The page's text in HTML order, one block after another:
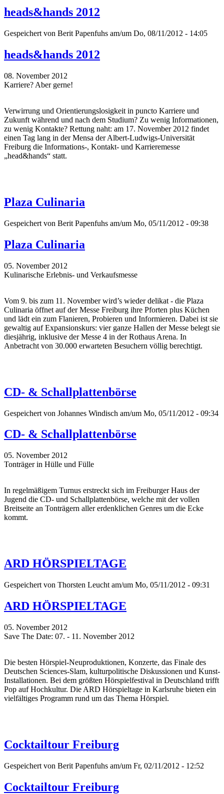
heads&hands 2012
Gespeichert von Berit Papenfuhs am/um Do, 08/11/2012 - 14:05
heads&hands 2012
08. November 2012
Karriere? Aber gerne!
Verwirrung und Orientierungslosigkeit in puncto Karriere und
Zukunft während und nach dem Studium? Zu wenig Informationen,
zu wenig Kontakte? Rettung naht: am 17. November 2012 findet
einen Tag lang in der Mensa der Albert-Ludwigs-Universität
Freiburg die Informations-, Kontakt- und Karrieremesse
„head&hands“ statt.
Plaza Culinaria
Gespeichert von Berit Papenfuhs am/um Mo, 05/11/2012 - 09:38
Plaza Culinaria
05. November 2012
Kulinarische Erlebnis- und Verkaufsmesse
Vom 9. bis zum 11. November wird’s wieder delikat - die Plaza
Culinaria öffnet auf der Messe Freiburg ihre Pforten plus Küchen
und lädt ein zum Flanieren, Probieren und Informieren. Dabei ist sie
gewaltig auf Expansionskurs: vier ganze Hallen der Messe belegt sie
diesjährig, inklusive der Messe 4 in der Rothaus Arena. In
Anbetracht von 30.000 erwarteten Besuchern völlig berechtigt.
CD- & Schallplattenbörse
Gespeichert von Johannes Windisch am/um Mo, 05/11/2012 - 09:34
CD- & Schallplattenbörse
05. November 2012
Tonträger in Hülle und Fülle
In regelmäßigem Turnus erstreckt sich im Freiburger Haus der
Jugend die CD- und Schallplattenbörse, welche mit der vollen
Breitseite an Tonträgern aller erdenklichen Genres um die Ecke
kommt.
ARD HÖRSPIELTAGE
Gespeichert von Thorsten Leucht am/um Mo, 05/11/2012 - 09:31
ARD HÖRSPIELTAGE
05. November 2012
Save The Date: 07. - 11. November 2012
Die besten Hörspiel-Neuproduktionen, Konzerte, das Finale des
Deutschen Sciences-Slam, kulturpolitische Diskussionen und Kunst-
Installationen. Bei dem größten Hörspielfestival in Deutschland trifft
Pop auf Hochkultur. Die ARD Hörspieltage in Karlsruhe bieten ein
vielfältiges Programm rund um das Thema Hörspiel.
Cocktailtour Freiburg
Gespeichert von Berit Papenfuhs am/um Fr, 02/11/2012 - 12:52
Cocktailtour Freiburg